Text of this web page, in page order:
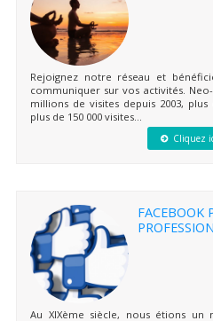
Rejoignez notre réseau et
communiquer sur vos activités.
millions de visites depuis 2003,
plus de 150 000 visites...
Cliquez
FACEBOOK
Au XIXème siècle, nous étions un